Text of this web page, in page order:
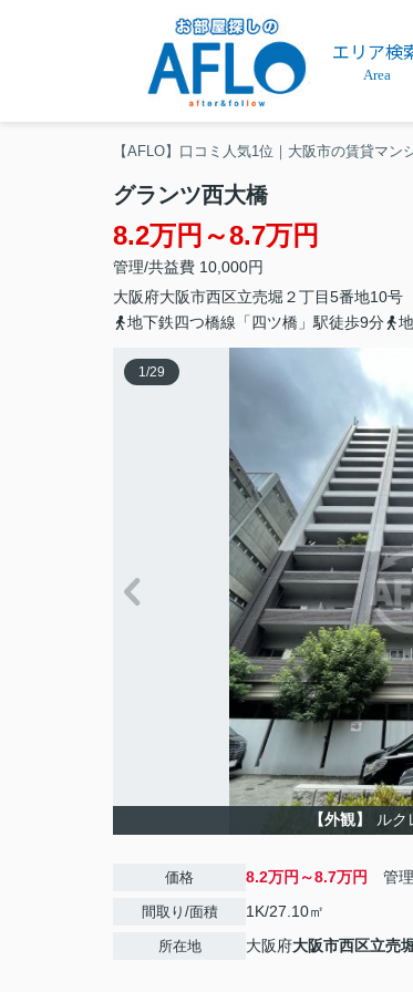
エリア検
Area
【AFLO】口コミ人気1位｜大阪市の賃貸マン
グランツ西大橋
8.2万円～8.7万円
管理/共益費 10,000円
大阪府大阪市西区立売堀 ２丁目5番地10号
地下鉄四つ橋線「四ツ橋」駅徒歩9分
1/29
【外観】 ル
価格 8.2万円～8.7万円 管
間取り/面積 1K/27.10㎡
所在地 大阪府大阪市西区立売